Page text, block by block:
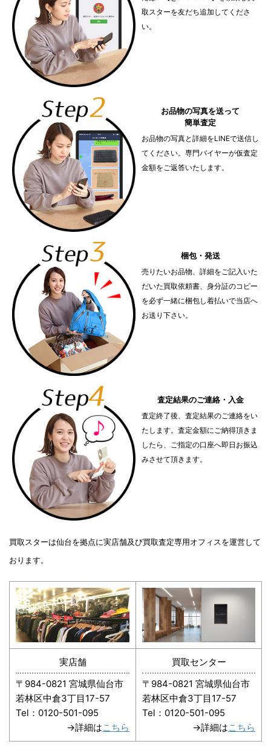
取スターを友だち追加してくださ
い。
お品物の写真を送って
簡単査定
お品物の写真と詳細をLINEで送信し
てください。専門バイヤーが仮査定
金額をご返答いたします。
梱包・発送
売りたいお品物、詳細をご記入いた
だいた買取依頼書、身分証のコピー
を必ず一緒に梱包し着払いで当店へ
お送り下さい。
査定結果のご連絡・入金
査定終了後、査定結果のご連絡をい
たします。査定金額にご納得頂きま
したら、ご指定の口座へ即日お振込
みさせて頂きます。
買取スターは仙台を拠点に実店舗及び買取査定専用オフィスを運営して
おります。
実店舗
〒984-0821 宮城県仙台市
若林区中倉3丁目17-57
Tel：0120-501-095
→詳細はこちら
買取センター
〒984-0821 宮城県仙台市
若林区中倉3丁目17-57
Tel：0120-501-095
→詳細はこちら